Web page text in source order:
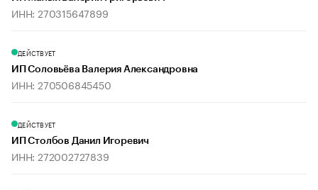
ИНН: 270315647899
ДЕЙСТВУЕТ
ИП Соловьёва Валерия Александровна
ИНН: 270506845450
ДЕЙСТВУЕТ
ИП Столбов Данил Игоревич
ИНН: 272002727839